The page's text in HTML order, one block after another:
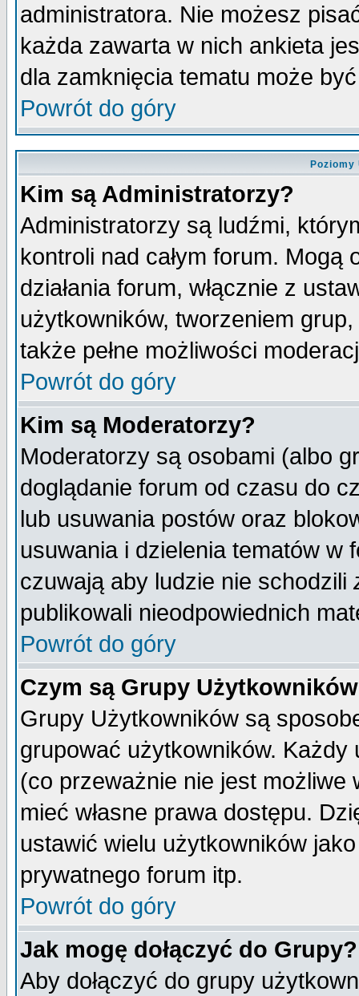
administratora. Nie możesz
każda zawarta w nich ankieta
dla zamknięcia tematu może
Powrót do góry
Kim są Administratorzy?
Administratorzy są ludźmi,
kontroli nad całym forum.
działania forum, włącznie z
użytkowników, tworzeniem
także pełne możliwości
Powrót do góry
Kim są Moderatorzy?
Moderatorzy są osobami (albo
doglądanie forum od czasu do
lub usuwania postów oraz
usuwania i dzielenia tematów w
czuwają aby ludzie nie schodzili
publikowali nieodpowiednich
Powrót do góry
Czym są Grupy
Grupy Użytkowników są
grupować użytkowników.
(co przeważnie nie jest
mieć własne prawa dostępu.
ustawić wielu użytkowników
prywatnego forum itp.
Powrót do góry
Jak mogę dołączyć do Grupy?
Aby dołączyć do grupy